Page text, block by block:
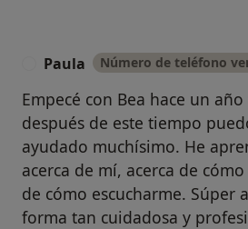
Paula Número de teléfono
Empecé con Bea hace un
después de este tiempo
ayudado muchísimo. He
acerca de mí, acerca de
de cómo escucharme. Súper
forma tan cuidadosa y